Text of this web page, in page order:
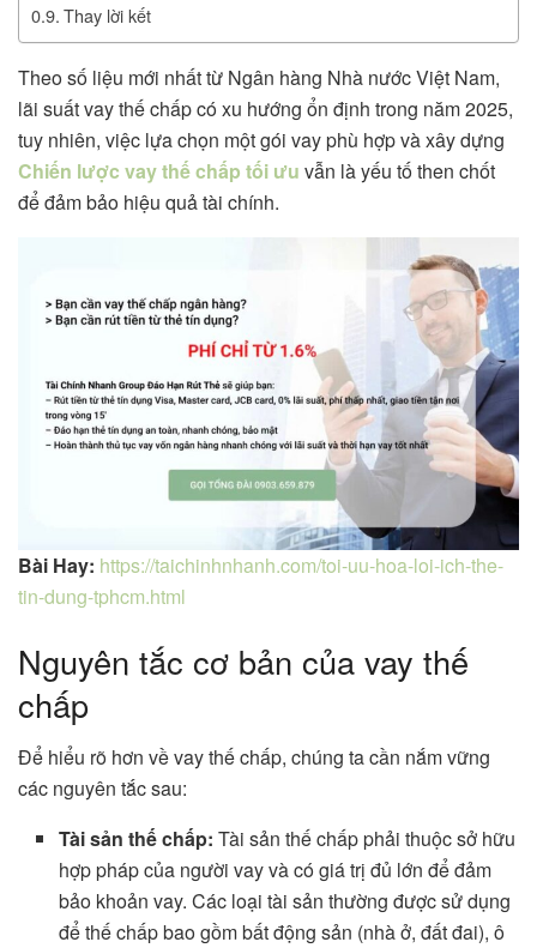
Thay lời kết
Theo số liệu mới nhất từ Ngân hàng Nhà nước Việt Nam,
lãi suất vay thế chấp có xu hướng ổn định trong năm 2025,
tuy nhiên, việc lựa chọn một gói vay phù hợp và xây dựng
Chiến lược vay thế chấp tối ưu vẫn là yếu tố then chốt
để đảm bảo hiệu quả tài chính.
Bài Hay: https://taichinhnhanh.com/toi-uu-hoa-loi-ich-the-
tin-dung-tphcm.html
Nguyên tắc cơ bản của vay thế
chấp
Để hiểu rõ hơn về vay thế chấp, chúng ta cần nắm vững
các nguyên tắc sau:
Tài sản thế chấp: Tài sản thế chấp phải thuộc sở hữu
hợp pháp của người vay và có giá trị đủ lớn để đảm
bảo khoản vay. Các loại tài sản thường được sử dụng
để thế chấp bao gồm bất động sản (nhà ở, đất đai), ô